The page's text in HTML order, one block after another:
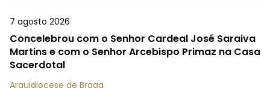
7 agosto 2026
Concelebrou com o Senhor Cardeal José Saraiva
Martins e com o Senhor Arcebispo Primaz na Casa
Sacerdotal
Arquidiocese de Braga